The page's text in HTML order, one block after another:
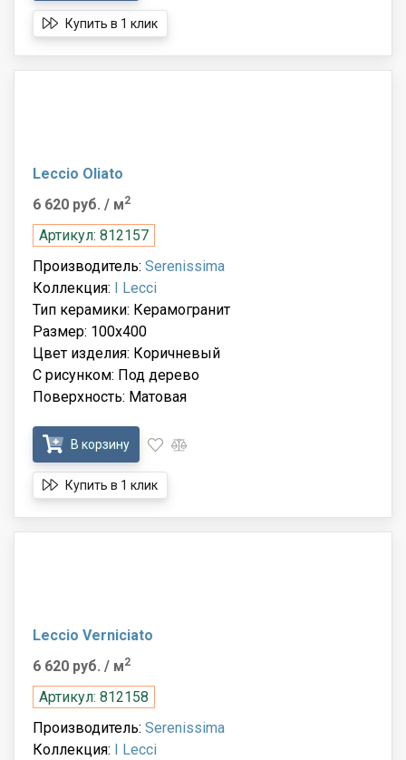
Купить в 1 клик
Leccio Oliato
6 620 руб. / м2
Артикул: 812157
Производитель: Serenissima
Коллекция:
I Lecci
Тип керамики: Керамогранит
Размер: 100x400
Цвет изделия: Коричневый
С рисунком: Под дерево
Поверхность: Матовая
В корзину
Купить в 1 клик
Leccio Verniciato
6 620 руб. / м2
Артикул: 812158
Производитель: Serenissima
Коллекция:
I Lecci